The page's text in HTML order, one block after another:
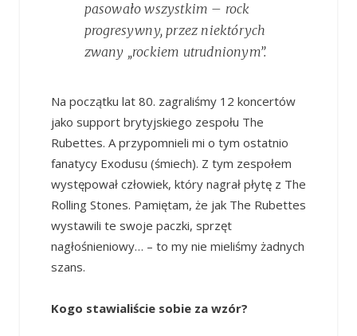
pasowało wszystkim – rock
progresywny, przez niektórych
zwany „rockiem utrudnionym”.
Na początku lat 80. zagraliśmy 12 koncertów
jako support brytyjskiego zespołu The
Rubettes. A przypomnieli mi o tym ostatnio
fanatycy Exodusu (śmiech). Z tym zespołem
występował człowiek, który nagrał płytę z The
Rolling Stones. Pamiętam, że jak The Rubettes
wystawili te swoje paczki, sprzęt
nagłośnieniowy… – to my nie mieliśmy żadnych
szans.
Kogo stawialiście sobie za wzór?